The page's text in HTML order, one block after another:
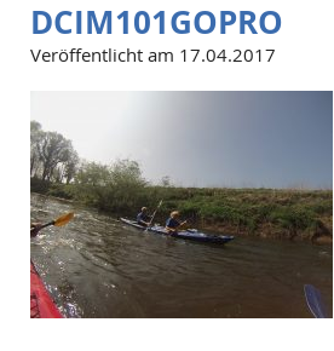
DCIM101GOPRO
Veröffentlicht am 17.04.2017